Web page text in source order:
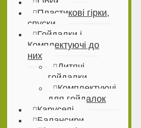
Гірки
Пластикові гірки,
спуски
Гойдалки і
Комплектуючі до
них
Дитячі
гойдалки
Комплектуючі
для гойдалок
Каруселі
Балансири